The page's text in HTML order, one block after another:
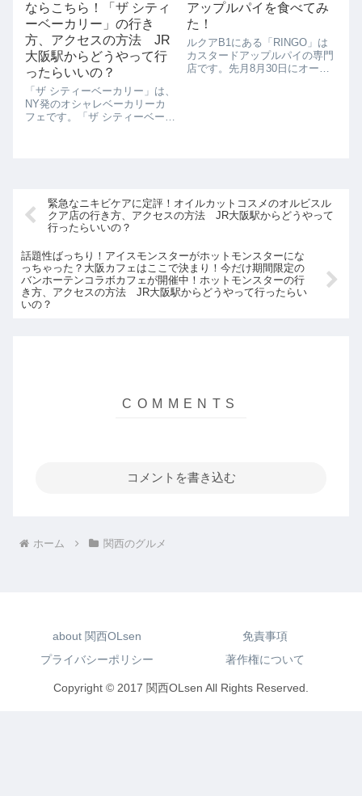
ならこちら！「ザ シティ
ーベーカリー」の行き
方、アクセスの方法 JR
大阪駅からどうやって行
ったらいいの？
「ザ シティーベーカリー」は、
NY発のオシャレベーカリーカ
フェです。「ザ シティーベーカ
アップルパイを食べてみ
た！
ルクアB1にある「RINGO」は
カスタードアップルパイの専門
店です。先月8月30日にオープ
緊急なニキビケアに定評！オイルカットコスメのオルビスル
クア店の行き方、アクセスの方法 JR大阪駅からどうやって
行ったらいいの？
話題性ばっちり！アイスモンスターがホットモンスターにな
っちゃった？大阪カフェはここで決まり！今だけ期間限定の
バンホーテンコラボカフェが開催中！ホットモンスターの行
き方、アクセスの方法 JR大阪駅からどうやって行ったらい
いの？
コメントを書き込む
ホーム 関西のグルメ
about 関西OLsen
免責事項
プライバシーポリシー
著作権について
Copyright © 2017 関西OLsen All Rights Reserved.